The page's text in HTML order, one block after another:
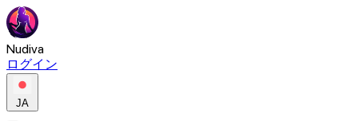
Nudiva
ログイン
JA